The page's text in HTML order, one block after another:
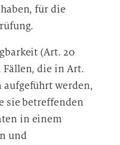
für die
(Art. 20
Fällen, die in Art.
aufgeführt werden,
sie betreffenden
in einem
und